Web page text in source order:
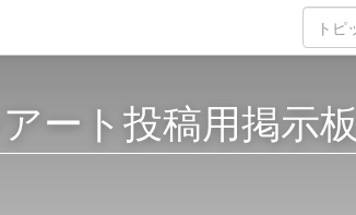
ート投稿用掲示板